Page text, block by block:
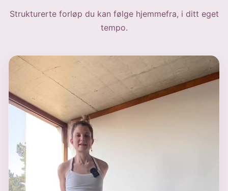
Strukturerte forløp du kan følge hjemmefra, i ditt eget
tempo.